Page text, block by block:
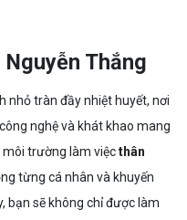
Thắng
nhỏ tràn đầy nhiệt huyết, nơi
nghệ và khát khao mang
môi trường làm việcthân
từng cá nhân và khuyến
bạn sẽ không chỉ được làm